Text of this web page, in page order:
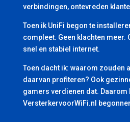
verbindingen, ontevreden
Toen ik UniFi begon te
compleet. Geen klachten meer.
snel en stabiel internet.
Toen dacht ik: waarom zouden
daarvan profiteren? Ook
gamers verdienen dat. Daarom
VersterkervoorWiFi.nl